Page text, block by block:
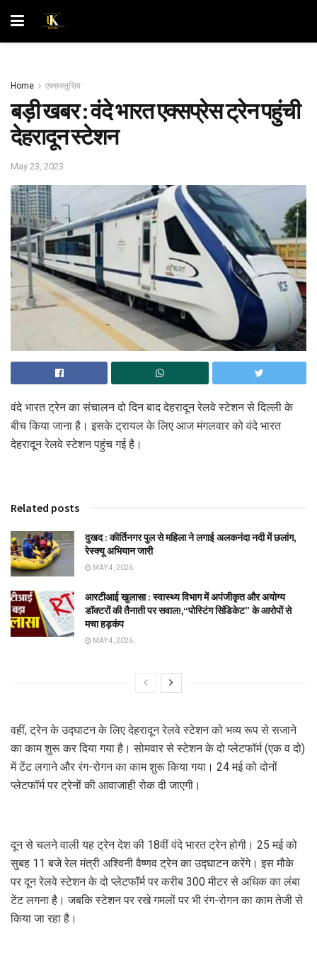
Home एक्सक्लूसिव
बड़ी खबर : वंदे भारत एक्सप्रेस ट्रेन पहुंची
देहरादून स्टेशन
May 23, 2023
वंदे भारत ट्रेन का संचालन दो दिन बाद देहरादून रेलवे स्टेशन से दिल्ली के
बीच किया जाना है। इसके ट्रायल के लिए आज मंगलवार को वंदे भारत
देहरादून रेलवे स्टेशन पहुंच गई है।
Related posts
दुखद : कीर्तिनगर पुल से महिला ने लगाई अलकनंदा नदी में छलांग,
रेस्क्यू अभियान जारी
MAY 4, 2026
आरटीआई खुलासा : स्वास्थ्य विभाग में अपंजीकृत और अयोग्य
डॉक्टरों की तैनाती पर सवाल!,“पोस्टिंग सिंडिकेट” के आरोपों से
मचा हड़कंप
MAY 4, 2026
वहीं, ट्रेन के उद्घाटन के लिए देहरादून रेलवे स्टेशन को भव्य रूप से सजाने
का काम शुरू कर दिया गया है। सोमवार से स्टेशन के दो प्लेटफॉर्म (एक व दो)
में टेंट लगाने और रंग-रोगन का काम शुरू किया गया। 24 मई को दोनों
प्लेटफॉर्म पर ट्रेनों की आवाजाही रोक दी जाएगी।
दून से चलने वाली यह ट्रेन देश की 18वीं वंदे भारत ट्रेन होगी। 25 मई को
सुबह 11 बजे रेल मंत्री अश्विनी वैष्णव ट्रेन का उद्घाटन करेंगे। इस मौके
पर दून रेलवे स्टेशन के दो प्लेटफॉर्म पर करीब 300 मीटर से अधिक का लंबा
टेंट लगना है। जबकि स्टेशन पर रखे गमलों पर भी रंग-रोगन का काम तेजी से
किया जा रहा है।